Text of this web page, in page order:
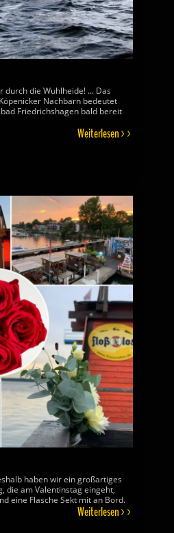
die Wuhlheide! ... Das
Nachbarn bedeutet
Friedrichshagen bald bereit
Weiterlesen >>
haben wir ein großartiges
die am Valentinstag eingeht,
eine Flasche Sekt mit an Bord.
Weiterlesen >>